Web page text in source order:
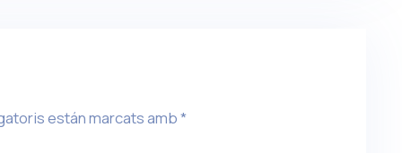
están marcats amb*